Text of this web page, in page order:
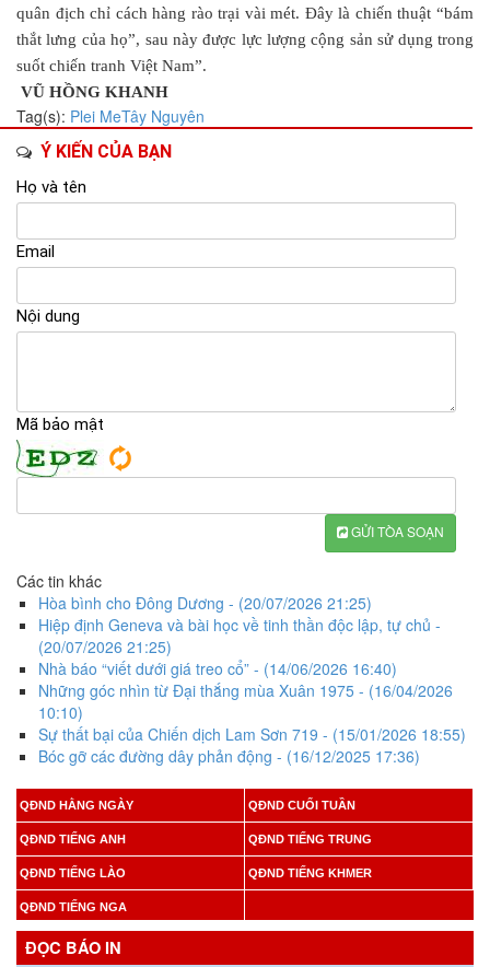
quân địch chỉ cách hàng rào trại vài mét. Đây là chiến thuật “bám
thắt lưng của họ”, sau này được lực lượng cộng sản sử dụng trong
suốt chiến tranh Việt Nam”.
VŨ HỒNG KHANH
Tag(s): Plei MeTây Nguyên
Ý KIẾN CỦA BẠN
Họ và tên
Email
Nội dung
Mã bảo mật
GỬI TÒA SOẠN
Các tin khác
Hòa bình cho Đông Dương - (20/07/2026 21:25)
Hiệp định Geneva và bài học về tinh thần độc lập, tự chủ -
(20/07/2026 21:25)
Nhà báo “viết dưới giá treo cổ” - (14/06/2026 16:40)
Những góc nhìn từ Đại thắng mùa Xuân 1975 - (16/04/2026
10:10)
Sự thất bại của Chiến dịch Lam Sơn 719 - (15/01/2026 18:55)
​Bóc gỡ các đường dây phản động - (16/12/2025 17:36)
QĐND HẰNG NGÀY QĐND CUỐI TUẦN
QĐND TIẾNG ANH QĐND TIẾNG TRUNG
QĐND TIẾNG LÀO QĐND TIẾNG KHMER
QĐND TIẾNG NGA
ĐỌC BÁO IN